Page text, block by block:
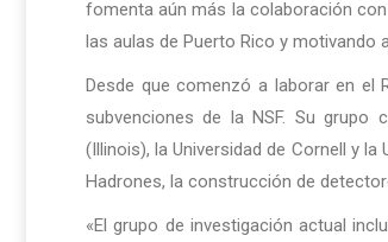
fomenta aún más la colaboración
las aulas de Puerto Rico y motivando
Desde que comenzó a laborar en el
subvenciones de la NSF. Su grupo
(Illinois), la Universidad de Cornell y
Hadrones, la construcción de
«El grupo de investigación actual